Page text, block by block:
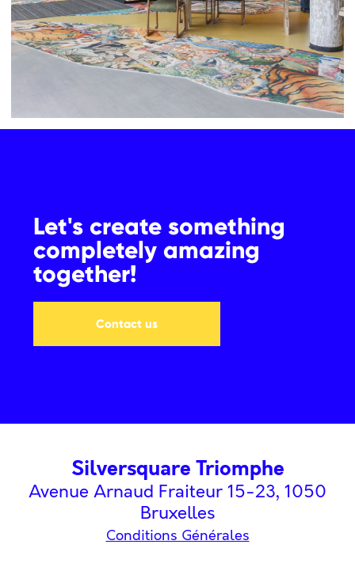
Let's create something
completely amazing
together!
Contact us
Silversquare Triomphe
Avenue Arnaud Fraiteur 15-23, 1050
Bruxelles
Conditions Générales